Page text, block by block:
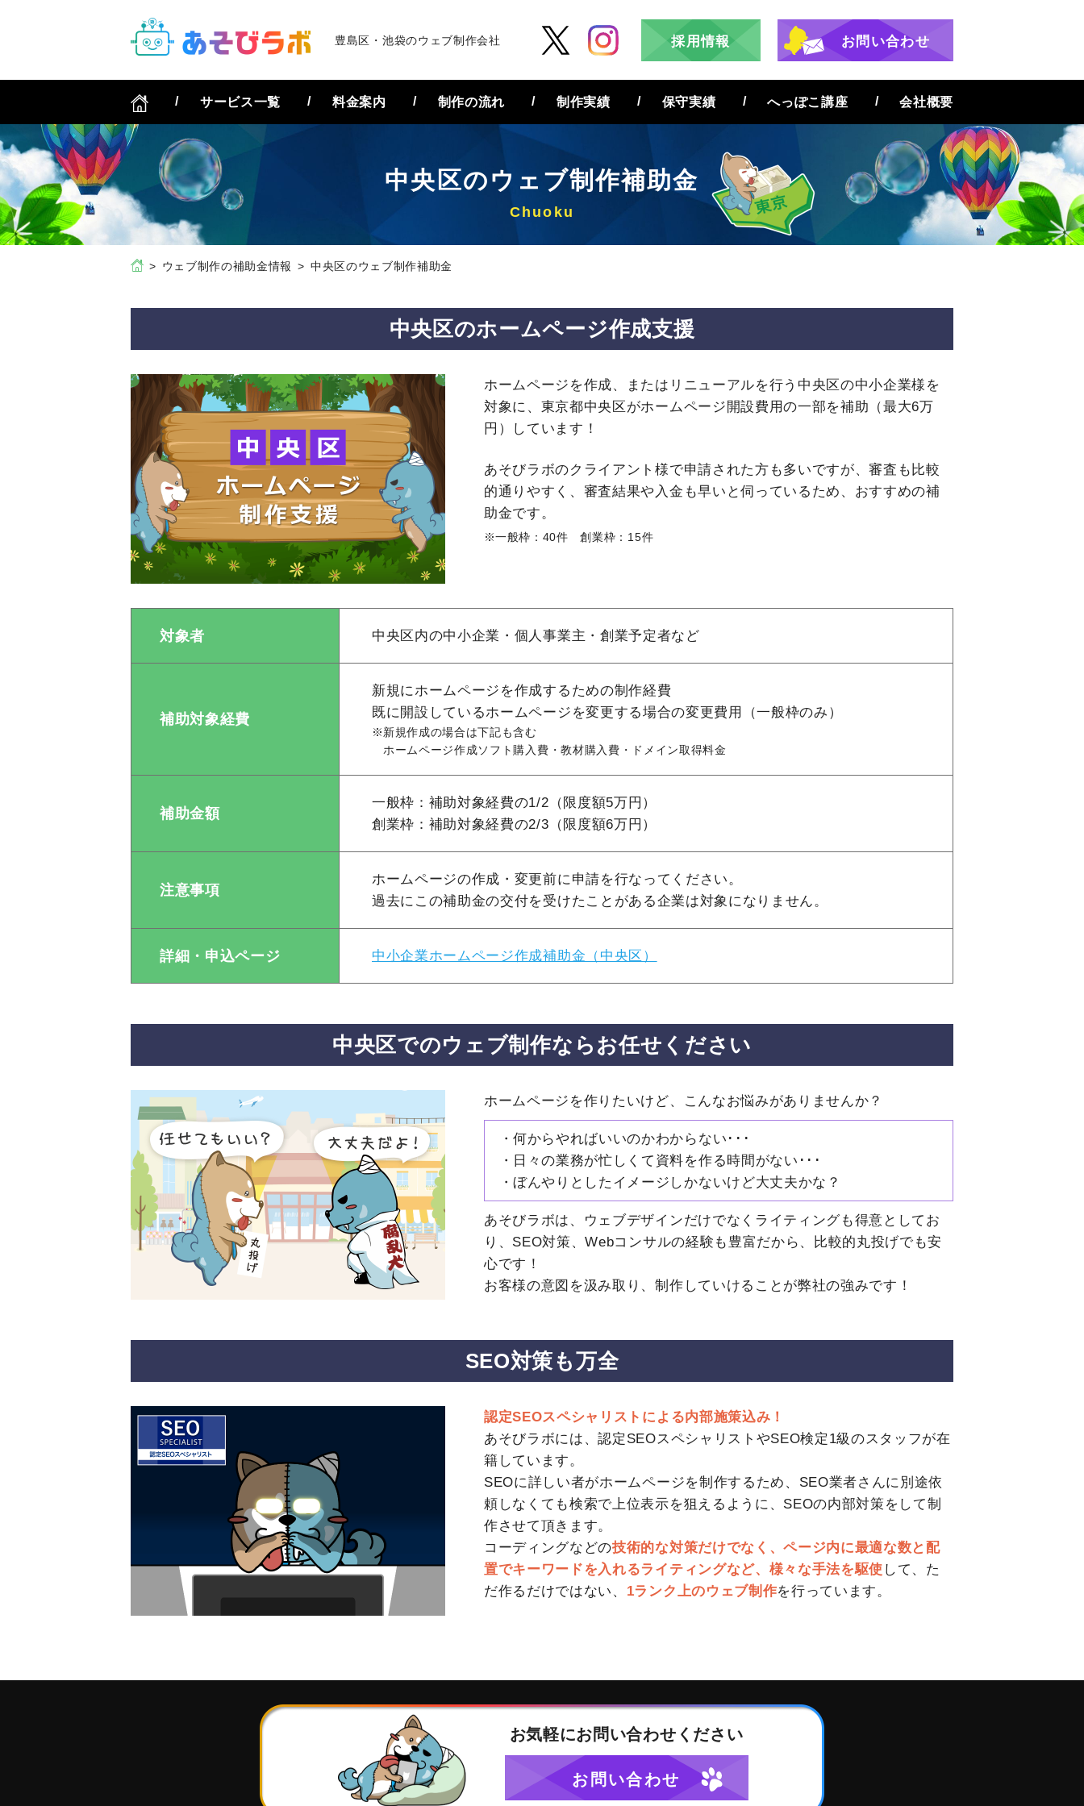
豊島区・池袋のウェブ制作会社 採用情報 お問い合わせ
サービス一覧 料金案内 制作の流れ 制作実績 保守実績 へっぽこ講座 会社概要
中央区のウェブ制作補助金
ウェブ制作の補助金情報 中央区のウェブ制作補助金
中央区のホームページ作成支援
ホームページを作成、またはリニューアルを行う中央区の中小企業様を
対象に、東京都中央区がホームページ開設費用の一部を補助（最大6万
円）しています！
あそびラボのクライアント様で申請された方も多いですが、審査も比較
的通りやすく、審査結果や入金も早いと伺っているため、おすすめの補
助金です。
一般枠：40件 創業枠：15件
対象者 中央区内の中小企業・個人事業主・創業予定者など
補助対象経費
新規にホームページを作成するための制作経費
既に開設しているホームページを変更する場合の変更費用（一般枠のみ）
新規作成の場合は下記も含む
ホームページ作成ソフト購入費・教材購入費・ドメイン取得料金
補助金額
一般枠：補助対象経費の1/2（限度額5万円）
創業枠：補助対象経費の2/3（限度額6万円）
注意事項
ホームページの作成・変更前に申請を行なってください。
過去にこの補助金の交付を受けたことがある企業は対象になりません。
詳細・申込ページ 中小企業ホームページ作成補助金（中央区）
中央区でのウェブ制作ならお任せください
ホームページを作りたいけど、こんなお悩みがありませんか？
何からやればいいのかわからない･･･
日々の業務が忙しくて資料を作る時間がない･･･
ぼんやりとしたイメージしかないけど大丈夫かな？
あそびラボは、ウェブデザインだけでなくライティングも得意としてお
り、SEO対策、Webコンサルの経験も豊富だから、比較的丸投げでも安
心です！
お客様の意図を汲み取り、制作していけることが弊社の強みです！
SEO対策も万全
認定SEOスペシャリストによる内部施策込み！
あそびラボには、認定SEOスペシャリストやSEO検定1級のスタッフが在
籍しています。
SEOに詳しい者がホームページを制作するため、SEO業者さんに別途依
頼しなくても検索で上位表示を狙えるように、SEOの内部対策をして制
作させて頂きます。
コーディングなどの技術的な対策だけでなく、ページ内に最適な数と配
置でキーワードを入れるライティングなど、様々な手法を駆使 して、た
だ作るだけではない、 1ランク上のウェブ制作を行っています。
お気軽にお問い合わせください
お問い合わせ